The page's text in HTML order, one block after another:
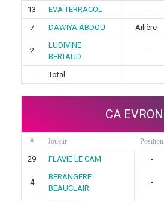
13
EVA TERRACOL -
7
DAWIYA ABDOU Ailière
2
LUDIVINE
BERTAUD
-
Total
CA EVRON
# Joueur Position
29 FLAVIE LE CAM -
4
BERANGERE
BEAUCLAIR
-